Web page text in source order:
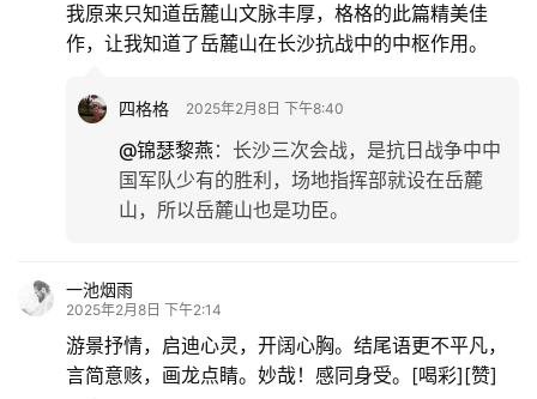
我原来只知道岳麓山文脉丰厚，格格的此篇精美佳
作，让我知道了岳麓山在长沙抗战中的中枢作用。
四格格 2025年2月8日 下午8:40
@锦瑟黎燕： 长沙三次会战，是抗日战争中中
国军队少有的胜利，场地指挥部就设在岳麓
山，所以岳麓山也是功臣。
一池烟雨
2025年2月8日 下午2:14
游景抒情，启迪心灵，开阔心胸。结尾语更不平凡，
言简意赅，画龙点睛。妙哉！感同身受。[喝彩][赞]